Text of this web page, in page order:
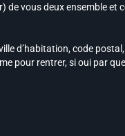
de vous deux ensemble et
d’habitation, code
pour rentrer, si oui par